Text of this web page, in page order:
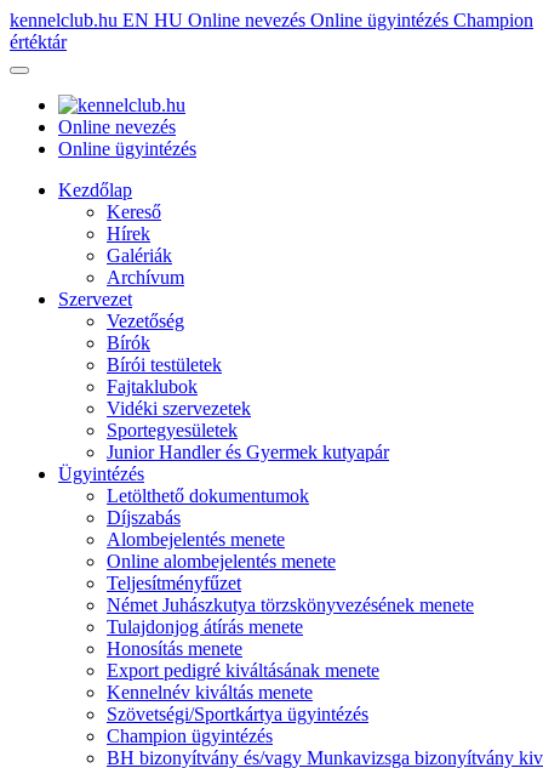
kennelclub.hu EN HU Online nevezés Online ügyintézés Champion
értéktár
Online nevezés
Online ügyintézés
Kezdőlap
Kereső
Hírek
Galériák
Archívum
Szervezet
Vezetőség
Bírók
Bírói testületek
Fajtaklubok
Vidéki szervezetek
Sportegyesületek
Junior Handler és Gyermek kutyapár
Ügyintézés
Letölthető dokumentumok
Díjszabás
Alombejelentés menete
Online alombejelentés menete
Teljesítményfűzet
Német Juhászkutya törzskönyvezésének menete
Tulajdonjog átírás menete
Honosítás menete
Export pedigré kiváltásának menete
Kennelnév kiváltás menete
Szövetségi/Sportkártya ügyintézés
Champion ügyintézés
BH bizonyítvány és/vagy Munkavizsga bizonyítvány